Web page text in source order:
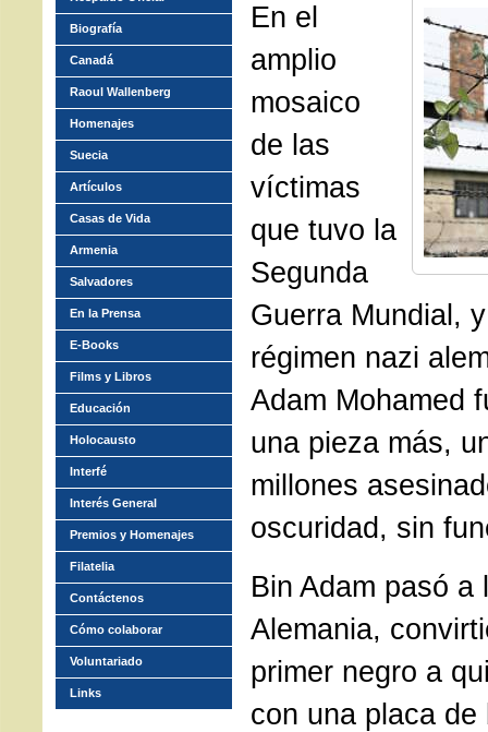
En el
amplio
mosaico
de las
víctimas
que tuvo la
Segunda
Guerra Mundial,
régimen nazi
Adam Mohamed
una pieza más,
millones
oscuridad, sin
Bin Adam pasó a
Alemania,
primer negro a
con una placa
Biografía
Canadá
Raoul Wallenberg
Homenajes
Suecia
Artículos
Casas de Vida
Armenia
Salvadores
En la Prensa
E-Books
Films y Libros
Educación
Holocausto
Interfé
Interés General
Premios y Homenajes
Filatelia
Contáctenos
Cómo colaborar
Voluntariado
Links